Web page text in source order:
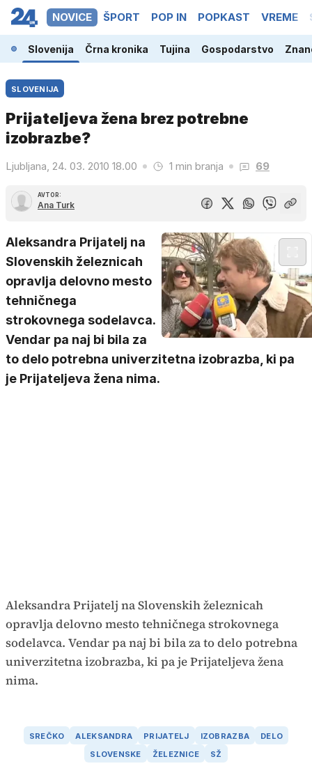
NOVICE ŠPORT POP IN POPKAST VREME
Slovenija Črna kronika Tujina Gospodarstvo
SLOVENIJA
Prijateljeva žena brez potrebne
izobrazbe?
Ljubljana, 24. 03. 2010 18.00 1 min branja 69
AVTOR:
Ana Turk
Aleksandra Prijatelj na
Slovenskih železnicah
opravlja delovno mesto
tehničnega
strokovnega sodelavca.
Vendar pa naj bi bila za
to delo potrebna univerzitetna izobrazba, ki pa
je Prijateljeva žena nima.
Aleksandra Prijatelj na Slovenskih železnicah
opravlja delovno mesto tehničnega strokovnega
sodelavca. Vendar pa naj bi bila za to delo potrebna
univerzitetna izobrazba, ki pa je Prijateljeva žena
nima.
SREČKO ALEKSANDRA PRIJATELJ IZOBRAZBA
DELO
SLOVENSKE
ŽELEZNICE SŽ